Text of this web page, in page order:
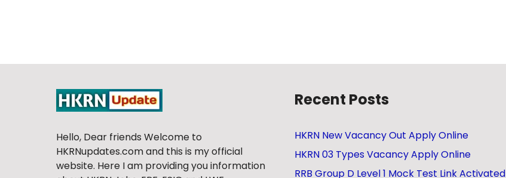
Hello, Dear friends Welcome to
HKRNupdates.com and this is my official
website. Here I am providing you information
Recent Posts
HKRN New Vacancy Out Apply Online
HKRN 03 Types Vacancy Apply Online
RRB Group D Level 1 Mock Test Link Activated